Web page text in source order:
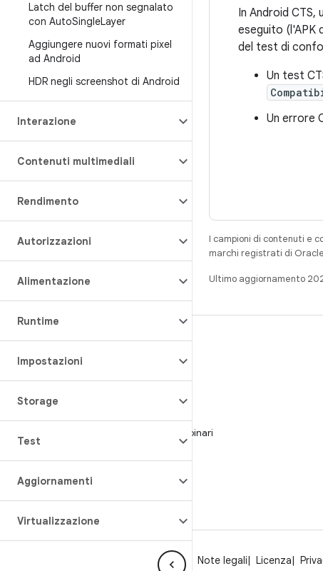
Latch del buffer non segnalato
con AutoSingleLayer
Aggiungere nuovi formati pixel
ad Android
HDR negli screenshot di Android
Interazione
Contenuti multimediali
Rendimento
Autorizzazioni
Alimentazione
Runtime
Impostazioni
Storage
Test
Aggiornamenti
Virtualizzazione
In Android
eseguito (l'APK
del test di
Un test
Un errore
I campioni di contenuti e
marchi registrati di
Ultimo aggiornamento
CREA
Repository per Android
Download
Visualizza l'anteprima dei programmi binari
File binari del driver
Community Note legali Licenza